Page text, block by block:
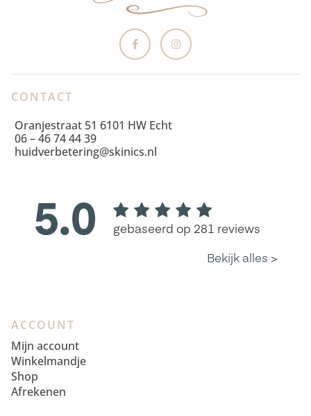
CONTACT
Oranjestraat 51 6101 HW Echt
06 – 46 74 44 39
huidverbetering@skinics.nl
ACCOUNT
Mijn account
Winkelmandje
Shop
Afrekenen